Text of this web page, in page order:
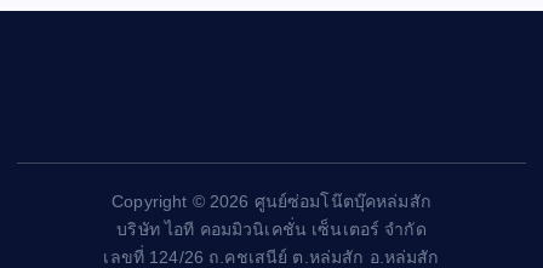
Copyright © 2026 ศูนย์ซ่อมโน๊ตบุ๊คหล่มสัก
บริษัท ไอที คอมมิวนิเคชั่น เซ็นเตอร์ จำกัด
เลขที่ 124/26 ถ.คชเสนีย์ ต.หล่มสัก อ.หล่มสัก